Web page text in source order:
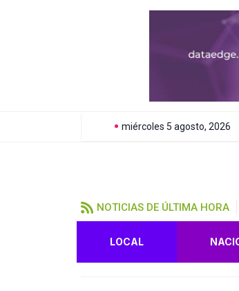
miércoles 5 agosto, 2026
NOTICIAS DE ÚLTIMA HORA
LOCAL